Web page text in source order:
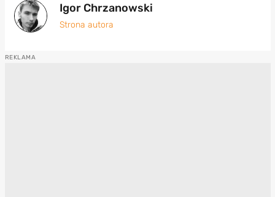
Igor Chrzanowski
Strona autora